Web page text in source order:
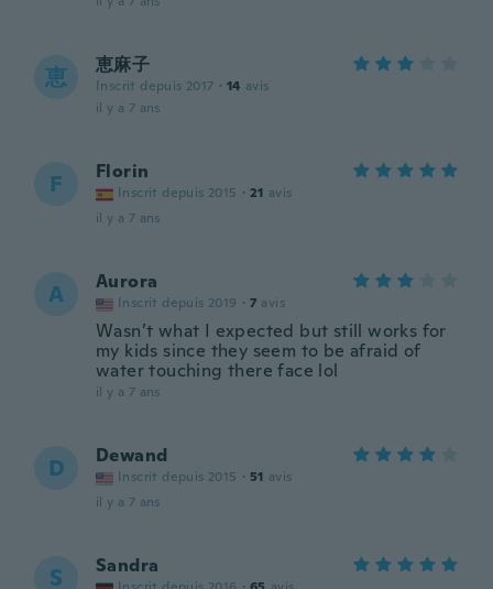
恵 恵麻子
Inscrit depuis 2017 · 14 avis
il y a 7 ans
F Florin
Inscrit depuis 2015 · 21 avis
il y a 7 ans
A Aurora
Inscrit depuis 2019 · 7 avis
Wasn’t what I expected but still works for
my kids since they seem to be afraid of
water touching there face lol
il y a 7 ans
D Dewand
Inscrit depuis 2015 · 51 avis
il y a 7 ans
S Sandra